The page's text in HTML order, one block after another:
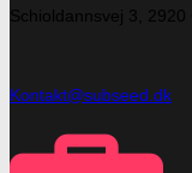
Schioldannsvej 3, 2920
Kontakt@subseed.dk